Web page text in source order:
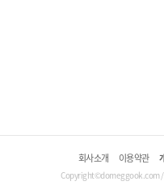
회사소개 이용약관
Copyright©domeggook.com /